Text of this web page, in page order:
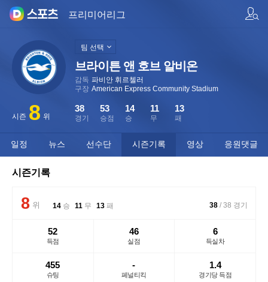
프리미어리그
브라이튼 앤 호브 알비온
감독 파비안 휘르첼러
구장 American Express Community Stadium
시즌 8 위 경기
38
승점
53
승
14
무
11
패
13
팀 선택
일정 뉴스 선수단 시즌기록 영상 응원댓글
시즌기록
8 위 승
14 무
11 패
13
득점
52
실점
46
득실차
6
슈팅
455
페널티킥
-
경기당 득점
1.4
38 / 38 경기